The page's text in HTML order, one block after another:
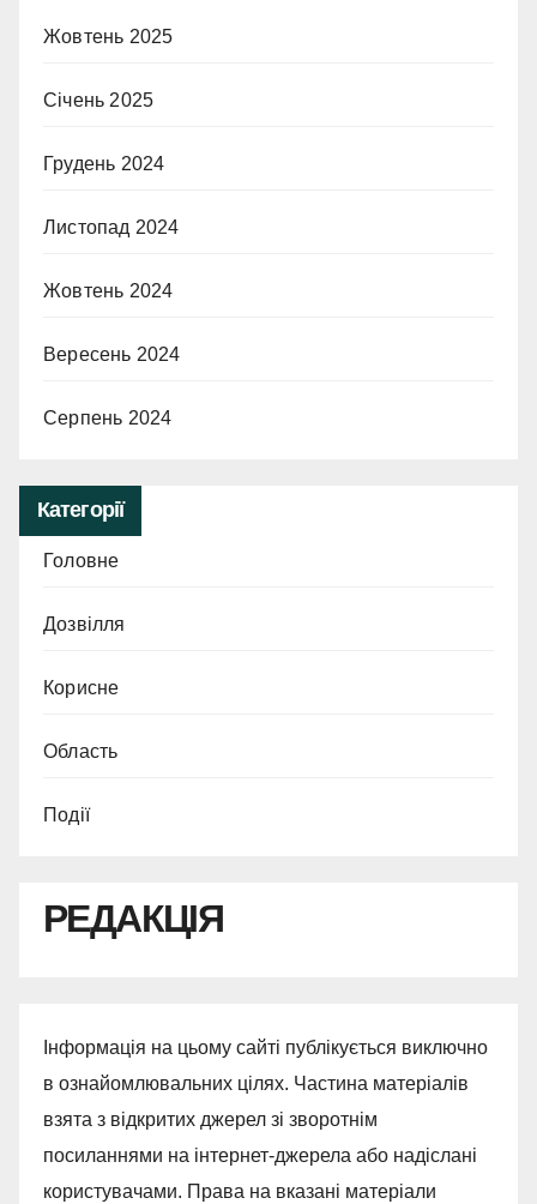
Жовтень 2025
Січень 2025
Грудень 2024
Листопад 2024
Жовтень 2024
Вересень 2024
Серпень 2024
Категорії
Головне
Дозвілля
Корисне
Область
Події
РЕДАКЦІЯ
Інформація на цьому сайті публікується виключно
в ознайомлювальних цілях. Частина матеріалів
взята з відкритих джерел зі зворотнім
посиланнями на інтернет-джерела або надіслані
користувачами. Права на вказані матеріали